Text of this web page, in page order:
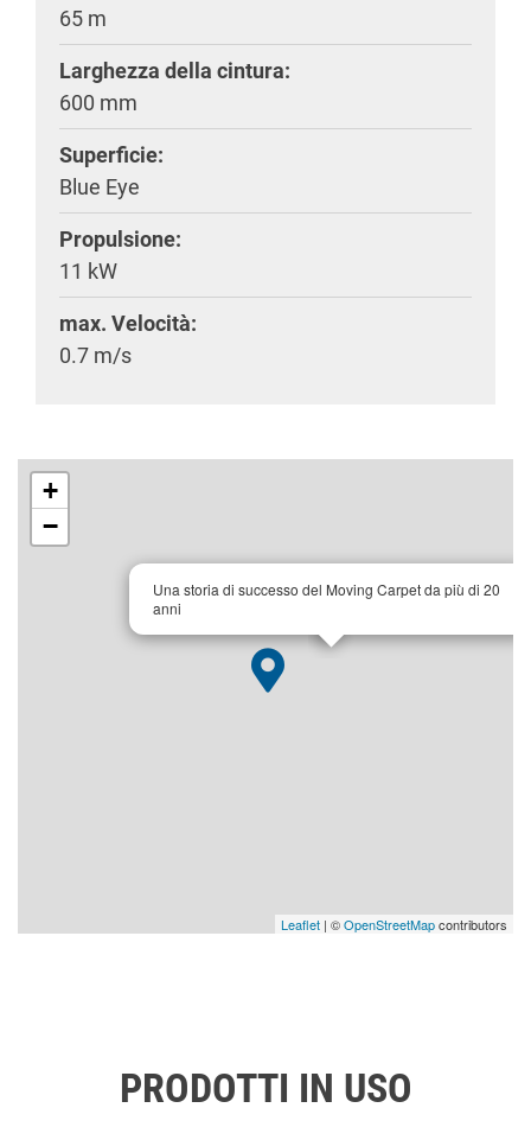
65 m
Larghezza della cintura:
600 mm
Superficie:
Blue Eye
Propulsione:
11 kW
max. Velocità:
0.7 m/s
Una storia di successo del Moving Carpet da più di 20
anni
+
−
Leaflet | ©OpenStreetMapcontributors
PRODOTTI IN USO